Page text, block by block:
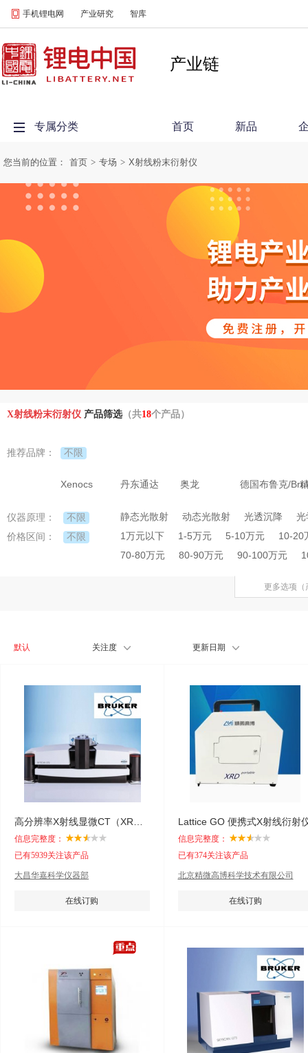
手机锂电网 产业研究 智库
产业链
专属分类 首页 新品
您当前的位置： 首页 > 专场 > X射线粉末衍射仪
X射线粉末衍射仪 产品筛选（共18个产品）
推荐品牌： 不限
Xenocs 丹东通达 奥龙 德国布鲁克/
仪器原理： 不限 静态光散射 动态光散射 光透沉降 光
价格区间： 不限 1万元以下 1-5万元 5-10万元
10-20
70-80万元
80-90万元 90-100万元
更多选项
默认 关注度 更新日期
信息完整度：
已有5939关注该产品
大昌华嘉科学仪器部
在线订购
Lattice GO 便携式X射线衍射
信息完整度：
已有374关注该产品
北京精微高博科学技术有限公司
在线订购